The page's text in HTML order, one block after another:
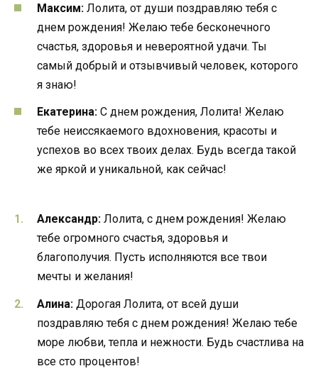
Максим: Лолита, от души поздравляю тебя с
днем рождения! Желаю тебе бесконечного
счастья, здоровья и невероятной удачи. Ты
самый добрый и отзывчивый человек, которого
я знаю!
Екатерина: С днем рождения, Лолита! Желаю
тебе неиссякаемого вдохновения, красоты и
успехов во всех твоих делах. Будь всегда такой
же яркой и уникальной, как сейчас!
Александр: Лолита, с днем рождения! Желаю
тебе огромного счастья, здоровья и
благополучия. Пусть исполняются все твои
мечты и желания!
Алина: Дорогая Лолита, от всей души
поздравляю тебя с днем рождения! Желаю тебе
море любви, тепла и нежности. Будь счастлива на
все сто процентов!